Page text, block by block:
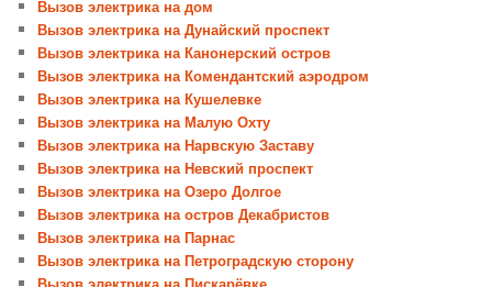
Вызов электрика на дом
Вызов электрика на Дунайский проспект
Вызов электрика на Канонерский остров
Вызов электрика на Комендантский аэродром
Вызов электрика на Кушелевке
Вызов электрика на Малую Охту
Вызов электрика на Нарвскую Заставу
Вызов электрика на Невский проспект
Вызов электрика на Озеро Долгое
Вызов электрика на остров Декабристов
Вызов электрика на Парнас
Вызов электрика на Петроградскую сторону